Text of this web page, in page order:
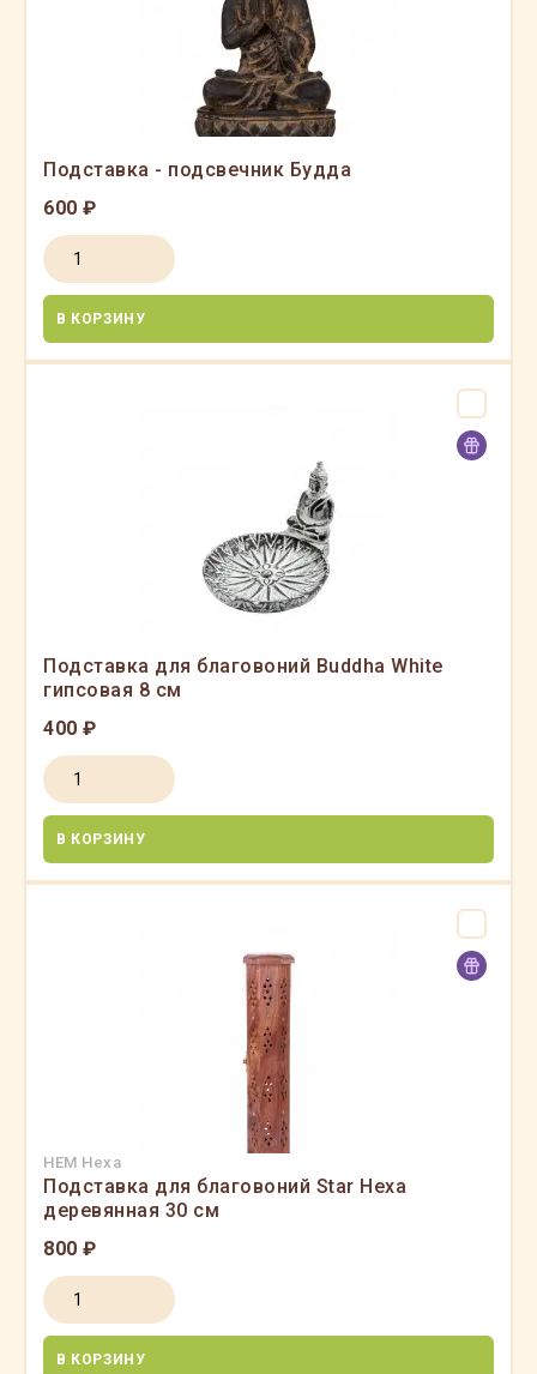
Подставка - подсвечник Будда
600 ₽
В КОРЗИНУ
Подставка для благовоний Buddha White
гипсовая 8 см
400 ₽
В КОРЗИНУ
HEM Hexa
Подставка для благовоний Star Hexa
деревянная 30 см
800 ₽
В КОРЗИНУ